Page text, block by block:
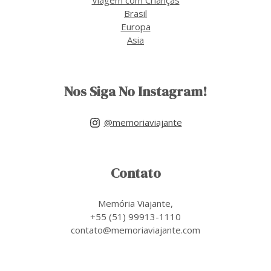
Brasil
Europa
Asia
Nos Siga No Instagram!
@memoriaviajante
Contato
Memória Viajante,
+55 (51) 99913-1110
contato@memoriaviajante.com